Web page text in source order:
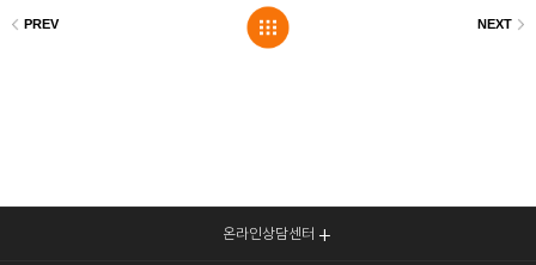
온라인상담센터